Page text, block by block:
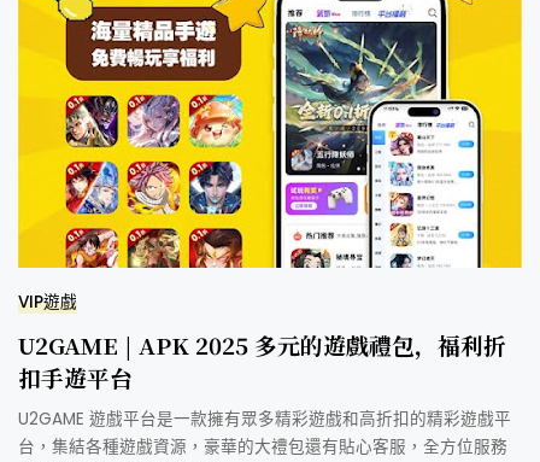
VIP遊戲
U2GAME | APK 2025 多元的遊戲禮包，福利折
扣手遊平台
U2GAME 遊戲平台是一款擁有眾多精彩遊戲和高折扣的精彩遊戲平
台，集結各種遊戲資源，豪華的大禮包還有貼心客服，全方位服務